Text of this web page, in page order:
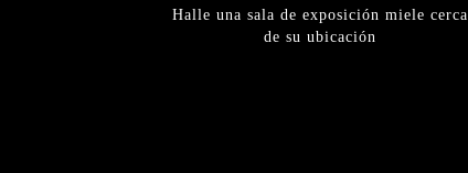
Halle una sala de exposición miele cerca
de su ubicación